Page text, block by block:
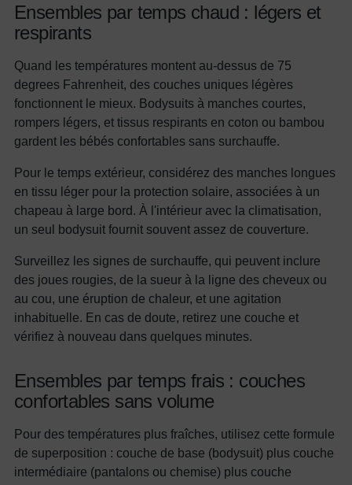
Ensembles par temps chaud : légers et
respirants
Quand les températures montent au-dessus de 75
degrees Fahrenheit, des couches uniques légères
fonctionnent le mieux. Bodysuits à manches courtes,
rompers légers, et tissus respirants en coton ou bambou
gardent les bébés confortables sans surchauffe.
Pour le temps extérieur, considérez des manches longues
en tissu léger pour la protection solaire, associées à un
chapeau à large bord. À l'intérieur avec la climatisation,
un seul bodysuit fournit souvent assez de couverture.
Surveillez les signes de surchauffe, qui peuvent inclure
des joues rougies, de la sueur à la ligne des cheveux ou
au cou, une éruption de chaleur, et une agitation
inhabituelle. En cas de doute, retirez une couche et
vérifiez à nouveau dans quelques minutes.
Ensembles par temps frais : couches
confortables sans volume
Pour des températures plus fraîches, utilisez cette formule
de superposition : couche de base (bodysuit) plus couche
intermédiaire (pantalons ou chemise) plus couche